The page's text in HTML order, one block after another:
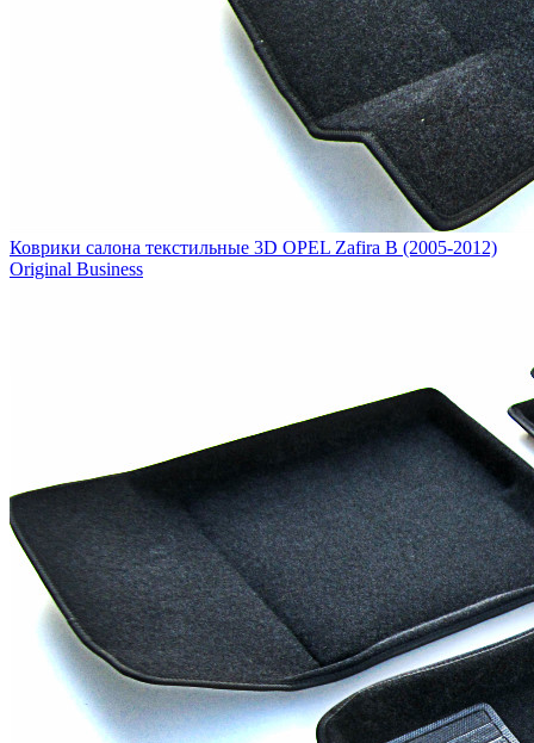
Коврики салона текстильные 3D OPEL Zafira B (2005-2012)
Original Business